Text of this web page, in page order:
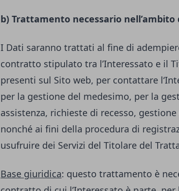
b) Trattamento necessario
I Dati saranno trattati al fine di
contratto stipulato tra l’Interessato e il
presenti sul Sito web, per contattare
per la gestione del medesimo, per la
assistenza, richieste di recesso,
nonché ai fini della procedura di
usufruire dei Servizi del Titolare del
Base giuridica: questo trattamento è